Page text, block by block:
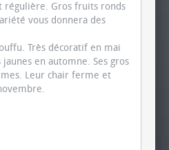
régulière. Gros fruits ronds
vous donnera des
Très décoratif en mai
en automne. Ses gros
Leur chair ferme et